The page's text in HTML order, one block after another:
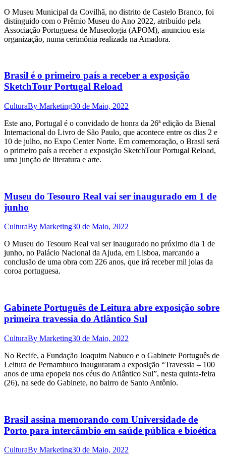
O Museu Municipal da Covilhã, no distrito de Castelo Branco, foi
distinguido com o Prêmio Museu do Ano 2022, atribuído pela
Associação Portuguesa de Museologia (APOM), anunciou esta
organização, numa cerimônia realizada na Amadora.
Brasil é o primeiro país a receber a exposição
SketchTour Portugal Reload
CulturaBy Marketing30 de Maio, 2022
Este ano, Portugal é o convidado de honra da 26ª edição da Bienal
Internacional do Livro de São Paulo, que acontece entre os dias 2 e
10 de julho, no Expo Center Norte. Em comemoração, o Brasil será
o primeiro país a receber a exposição SketchTour Portugal Reload,
uma junção de literatura e arte.
Museu do Tesouro Real vai ser inaugurado em 1 de
junho
CulturaBy Marketing30 de Maio, 2022
O Museu do Tesouro Real vai ser inaugurado no próximo dia 1 de
junho, no Palácio Nacional da Ajuda, em Lisboa, marcando a
conclusão de uma obra com 226 anos, que irá receber mil joias da
coroa portuguesa.
Gabinete Português de Leitura abre exposição sobre
primeira travessia do Atlântico Sul
CulturaBy Marketing30 de Maio, 2022
No Recife, a Fundação Joaquim Nabuco e o Gabinete Português de
Leitura de Pernambuco inauguraram a exposição “Travessia – 100
anos de uma epopeia nos céus do Atlântico Sul”, nesta quinta-feira
(26), na sede do Gabinete, no bairro de Santo Antônio.
Brasil assina memorando com Universidade de
Porto para intercâmbio em saúde pública e bioética
CulturaBy Marketing30 de Maio, 2022